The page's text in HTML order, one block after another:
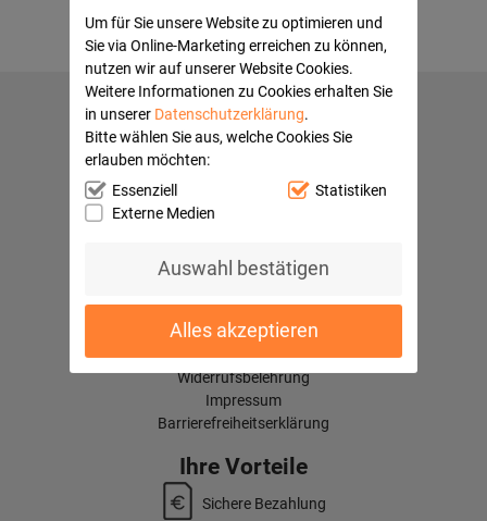
Um für Sie unsere Website zu optimieren und
Sie via Online-Marketing erreichen zu können,
nutzen wir auf unserer Website Cookies.
Weitere Informationen zu Cookies erhalten Sie
in unserer Datenschutzerklärung.
Bitte wählen Sie aus, welche Cookies Sie
erlauben möchten:
Essenziell
Statistiken
Externe Medien
Auswahl bestätigen
Alles akzeptieren
Hilfe
Mein Konto
Häufige Fragen
Versandkosten
Quick Navi:
Partnerprogramme
AGB
Datenschutz
Widerrufsbelehrung
Impressum
Barrierefreiheitserklärung
Ihre Vorteile
Sichere Bezahlung